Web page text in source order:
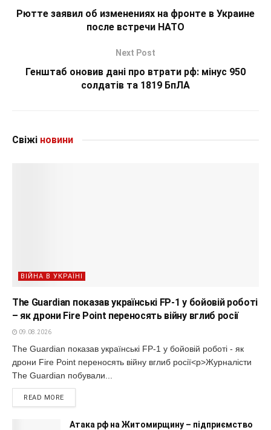
Рютте заявил об изменениях на фронте в Украине
после встречи НАТО
Next Post
Генштаб оновив дані про втрати рф: мінус 950
солдатів та 1819 БпЛА
Свіжі новини
ВІЙНА В УКРАЇНІ
The Guardian показав українські FP-1 у бойовій роботі
– як дрони Fire Point переносять війну вглиб росії
09.08.2026
The Guardian показав українські FP-1 у бойовій роботі - як
дрони Fire Point переносять війну вглиб росії<p>Журналісти
The Guardian побували...
READ MORE
Атака рф на Житомирщину – підприємство